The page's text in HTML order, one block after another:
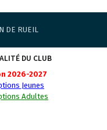
DE RUEIL
DU CLUB
2026-2027
Jeunes
Adultes